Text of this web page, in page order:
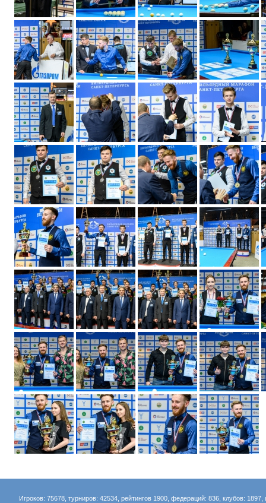
Игроков: 75678, турниров: 42534, рейтингов 1900, федераций: 836, клубов: